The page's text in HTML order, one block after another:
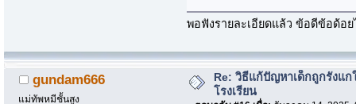
พอฟังรายละเอียดแล้ว ข้อดีข้อด้อ
gundam666
แม่ทัพหมีชั้นสูง
Re: วิธีแก้ปัญหาเด็กถูกรังแก
โรงเรียน